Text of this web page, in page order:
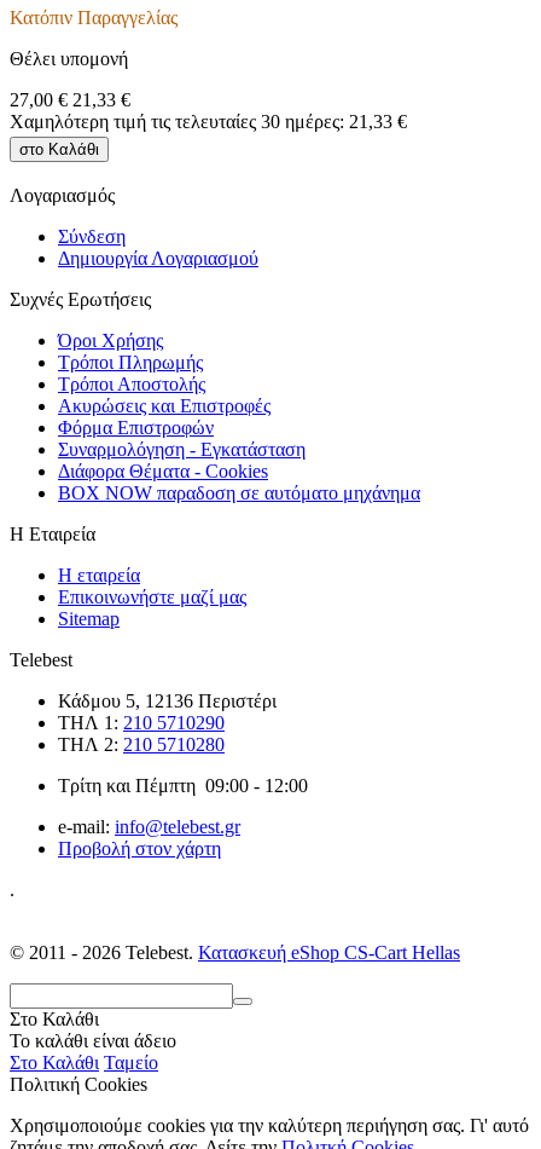
Κατόπιν Παραγγελίας
Θέλει υπομονή
27,00 € 21,33 €
Χαμηλότερη τιμή τις τελευταίες 30 ημέρες: 21,33 €
στο Καλάθι
Λογαριασμός
Σύνδεση
Δημιουργία Λογαριασμού
Συχνές Ερωτήσεις
Όροι Χρήσης
Τρόποι Πληρωμής
Τρόποι Αποστολής
Ακυρώσεις και Επιστροφές
Φόρμα Επιστρoφών
Συναρμολόγηση - Εγκατάσταση
Διάφορα Θέματα - Cookies
BOX NOW παραδοση σε αυτόματο μηχάνημα
Η Εταιρεία
Η εταιρεία
Επικοινωνήστε μαζί μας
Sitemap
Telebest
Κάδμου 5, 12136 Περιστέρι
ΤΗΛ 1: 210 5710290
ΤΗΛ 2: 210 5710280
Τρίτη και Πέμπτη 09:00 - 12:00
e-mail: info@telebest.gr
Προβολή στον χάρτη
.
© 2011 - 2026 Telebest. Κατασκευή eShop CS-Cart Hellas
Στο Καλάθι
Το καλάθι είναι άδειο
Στο Καλάθι Ταμείο
Πολιτική Cookies
Χρησιμοποιούμε cookies για την καλύτερη περιήγηση σας. Γι' αυτό